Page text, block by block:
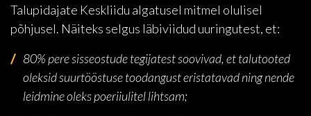
Talupidajate Keskliidu algatusel mitmel olulisel
põhjusel. Näiteks selgus läbiviidud uuringutest, et:
80% pere sisseostude tegijatest soovivad, et talutooted
oleksid suurtööstuse toodangust eristatavad ning nende
leidmine oleks poeriiulitel lihtsam;